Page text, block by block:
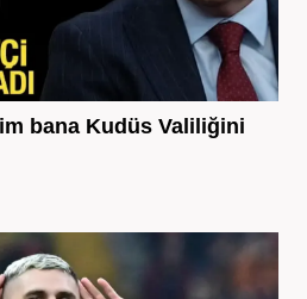
bana Kudüs Valiliğini